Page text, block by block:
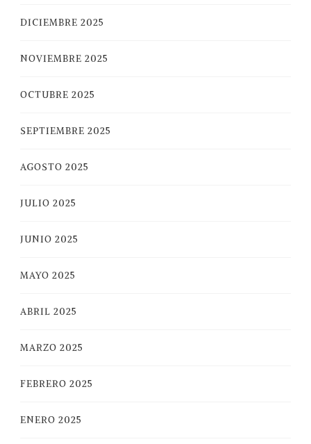
DICIEMBRE 2025
NOVIEMBRE 2025
OCTUBRE 2025
SEPTIEMBRE 2025
AGOSTO 2025
JULIO 2025
JUNIO 2025
MAYO 2025
ABRIL 2025
MARZO 2025
FEBRERO 2025
ENERO 2025